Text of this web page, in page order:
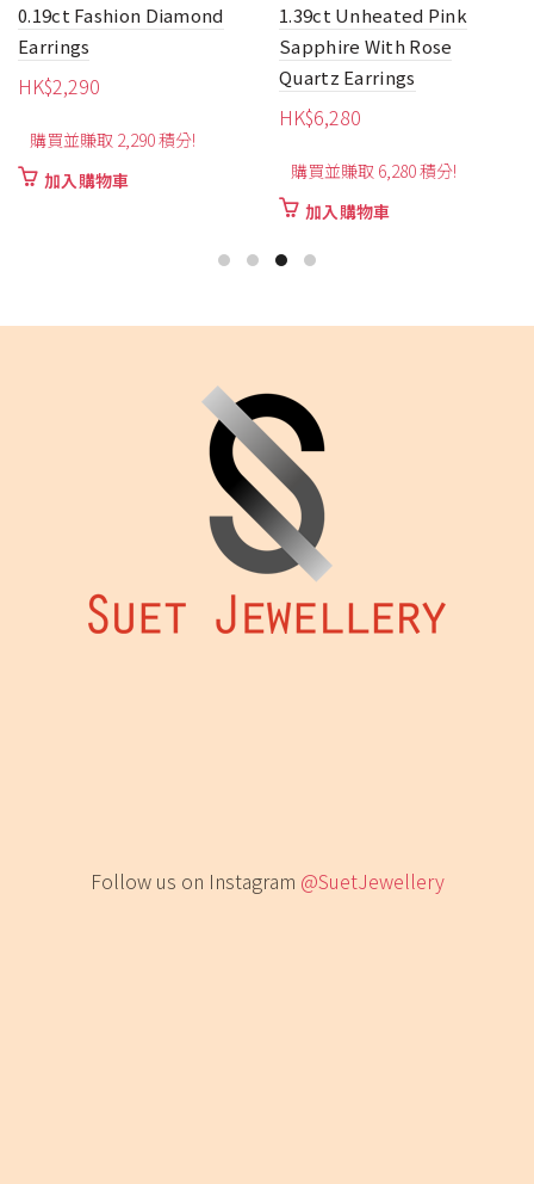
1.39ct Unheated Pink
Sapphire With Rose
Quartz Earrings
購買並賺取 6,280 積分!
4ct Flower Sleeping
Beauty Turquoise Earrings
HK$1,860
加入購物車
Follow us on Instagram @SuetJewellery